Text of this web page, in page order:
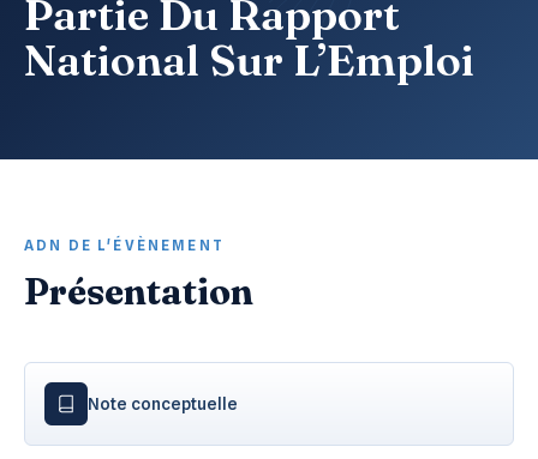
Partie Du Rapport
National Sur L’Emploi
ADN DE L'ÉVÈNEMENT
Présentation
Note conceptuelle